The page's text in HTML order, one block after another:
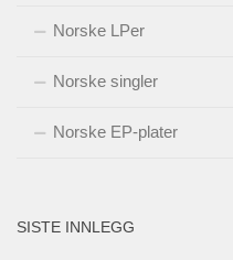
Norske LPer
Norske singler
Norske EP-plater
SISTE INNLEGG